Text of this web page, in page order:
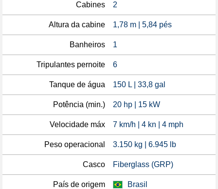
Cabines 2
Altura da cabine 1,78 m | 5,84 pés
Banheiros 1
Tripulantes pernoite 6
Tanque de água 150 L | 33,8 gal
Potência (min.) 20 hp | 15 kW
Velocidade máx 7 km/h | 4 kn | 4 mph
Peso operacional 3.150 kg | 6.945 lb
Casco Fiberglass (GRP)
País de origem Brasil